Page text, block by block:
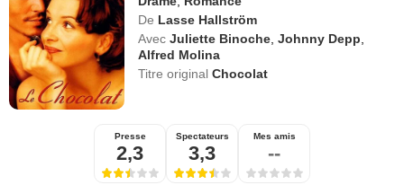
De Lasse Hallström
Avec Juliette Binoche ,Johnny Depp
Alfred Molina
Titre originalChocolat
Presse
2,3
Spectateurs
3,3
Mes amis
--